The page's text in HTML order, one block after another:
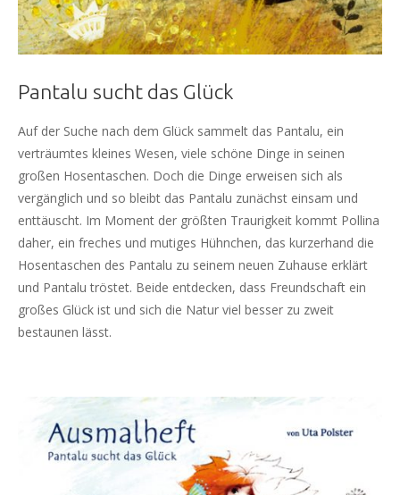
Pantalu sucht das Glück
Auf der Suche nach dem Glück sammelt das Pantalu, ein
verträumtes kleines Wesen, viele schöne Dinge in seinen
großen Hosentaschen. Doch die Dinge erweisen sich als
vergänglich und so bleibt das Pantalu zunächst einsam und
enttäuscht. Im Moment der größten Traurigkeit kommt Pollina
daher, ein freches und mutiges Hühnchen, das kurzerhand die
Hosentaschen des Pantalu zu seinem neuen Zuhause erklärt
und Pantalu tröstet. Beide entdecken, dass Freundschaft ein
großes Glück ist und sich die Natur viel besser zu zweit
bestaunen lässt.